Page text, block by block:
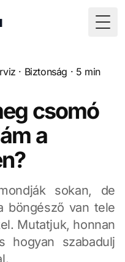
· Biztonság · 5 min
csomó
a
sokan, de
böngésző van tele
Mutatjuk, honnan
hogyan szabadulj